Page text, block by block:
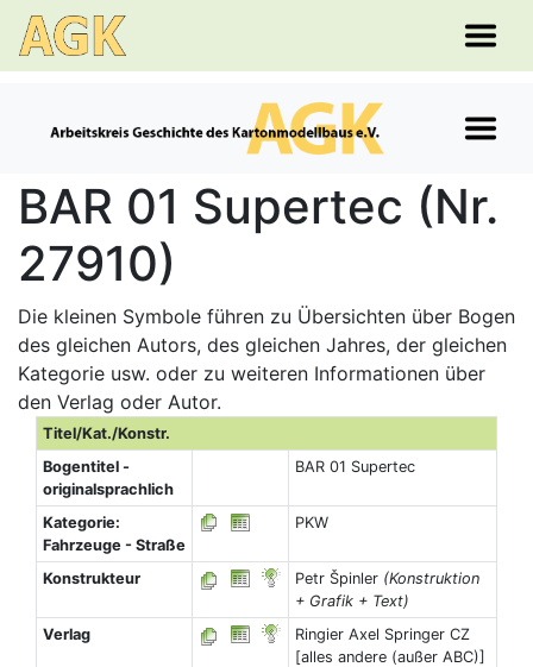
BAR 01 Supertec (Nr.
27910)
Die kleinen Symbole führen zu Übersichten über Bogen
des gleichen Autors, des gleichen Jahres, der gleichen
Kategorie usw. oder zu weiteren Informationen über
den Verlag oder Autor.
Titel/Kat./Konstr.
Bogentitel -
originalsprachlich
BAR 01 Supertec
Kategorie:
Fahrzeuge - Straße
PKW
Konstrukteur Petr Špinler (Konstruktion
+ Grafik + Text)
Verlag
Ringier Axel Springer CZ
[alles andere (außer ABC)]